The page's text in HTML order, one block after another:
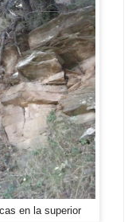
en la superior